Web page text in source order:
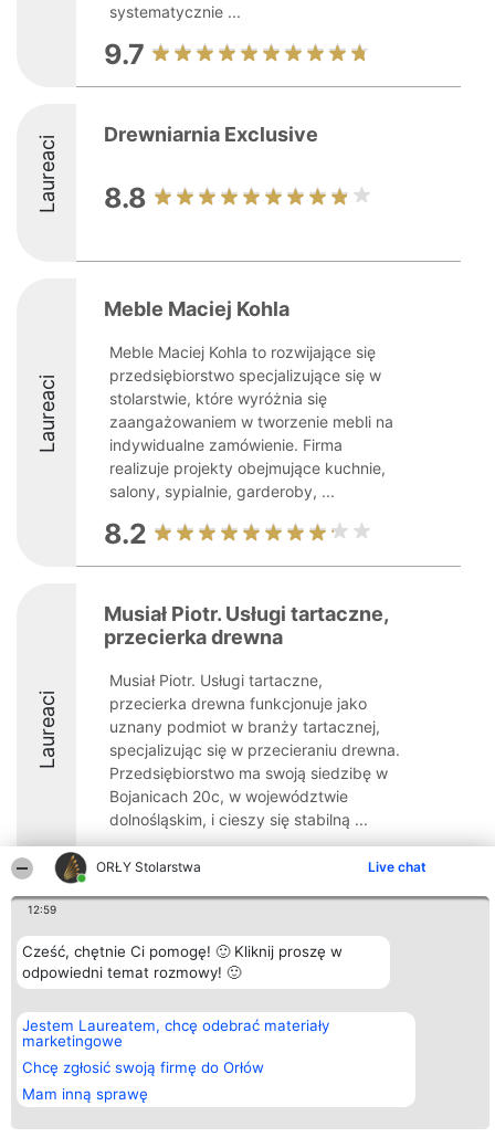
ORŁY Stolarstwa Live chat
12:59
Cześć, chętnie Ci pomogę! 🙂 Kliknij proszę w
odpowiedni temat rozmowy! 🙂
Jestem Laureatem, chcę odebrać materiały
marketingowe
Chcę zgłosić swoją firmę do Orłów
Mam inną sprawę
systematycznie ...
9.7
Laureaci Drewniarnia Exclusive
8.8
Laureaci
Meble Maciej Kohla
Meble Maciej Kohla to rozwijające się
przedsiębiorstwo specjalizujące się w
stolarstwie, które wyróżnia się
zaangażowaniem w tworzenie mebli na
indywidualne zamówienie. Firma
realizuje projekty obejmujące kuchnie,
salony, sypialnie, garderoby, ...
8.2
Laureaci
Musiał Piotr. Usługi tartaczne,
przecierka drewna
Musiał Piotr. Usługi tartaczne,
przecierka drewna funkcjonuje jako
uznany podmiot w branży tartacznej,
specjalizując się w przecieraniu drewna.
Przedsiębiorstwo ma swoją siedzibę w
Bojanicach 20c, w województwie
dolnośląskim, i cieszy się stabilną ...
8.4
Organizator plebiscytu
Bright Side Solutions sp. z o.
o. sp. k.
ul. Ruska 22
KRS 0000749100 | Regon
381313360 | NIP 8943132676
+48 508 492 400
Plebiscyt
Laureaci
Lista
wszystkich
Zasady
Prywatności
Kontakt
Kontakt